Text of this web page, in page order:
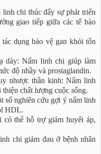
chi thúc đẩy sự phát triển
giao tiếp giữa các tế bào
dụng bảo vệ gan khỏi tổn
dày: Nấm linh chi giúp làm
độ nhầy và prostaglandin.
nhược thần kinh: Nấm linh
chất lượng cuộc sống.
số nghiên cứu gợi ý nấm linh
HDL.
thể hỗ trợ giảm huyết áp,
chi giảm đau ở bệnh nhân